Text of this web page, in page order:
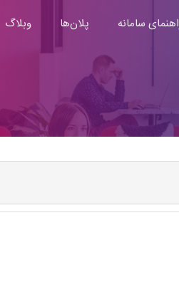
سامانه پلان‌ها وبلاگ